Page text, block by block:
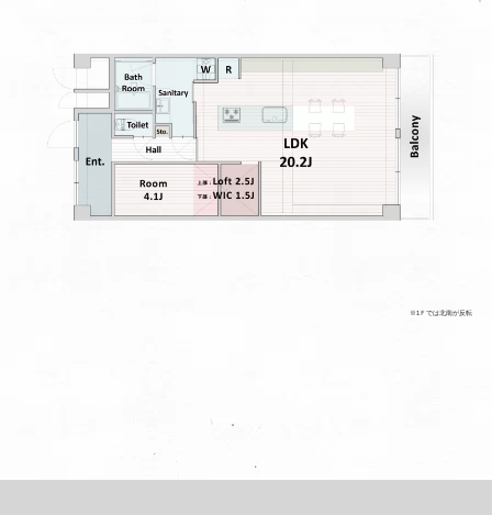
※1Ｆでは北南が反転